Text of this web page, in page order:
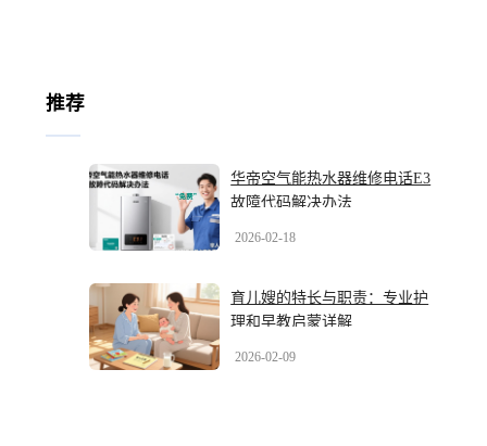
推荐
华帝空气能热水器维修电话E3
故障代码解决办法
2026-02-18
育儿嫂的特长与职责：专业护
理和早教启蒙详解
2026-02-09